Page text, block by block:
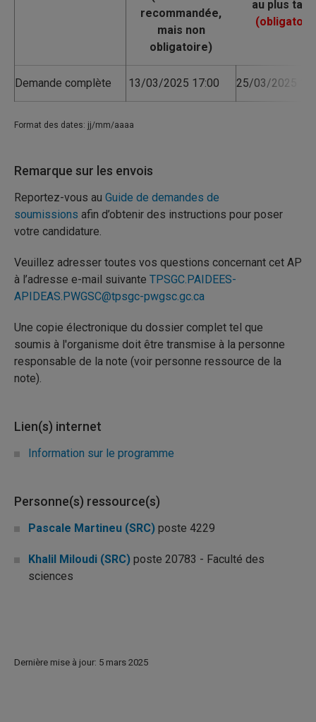
Demande complète 13/03/2025 17:00 25/03/2025
Format des dates: jj/mm/aaaa
Remarque sur les envois
Reportez-vous au Guide de demandes de
soumissions afin d’obtenir des instructions pour poser
votre candidature.
Veuillez adresser toutes vos questions concernant cet AP
à l’adresse e-mail suivante TPSGC.PAIDEES-
APIDEAS.PWGSC@tpsgc-pwgsc.gc.ca
Une copie électronique du dossier complet tel que
soumis à l'organisme doit être transmise à la personne
responsable de la note (voir personne ressource de la
note).
Lien(s) internet
Information sur le programme
Personne(s) ressource(s)
Pascale Martineu (SRC) poste 4229
Khalil Miloudi (SRC) poste 20783 - Faculté des
sciences
Dernière mise à jour: 5 mars 2025